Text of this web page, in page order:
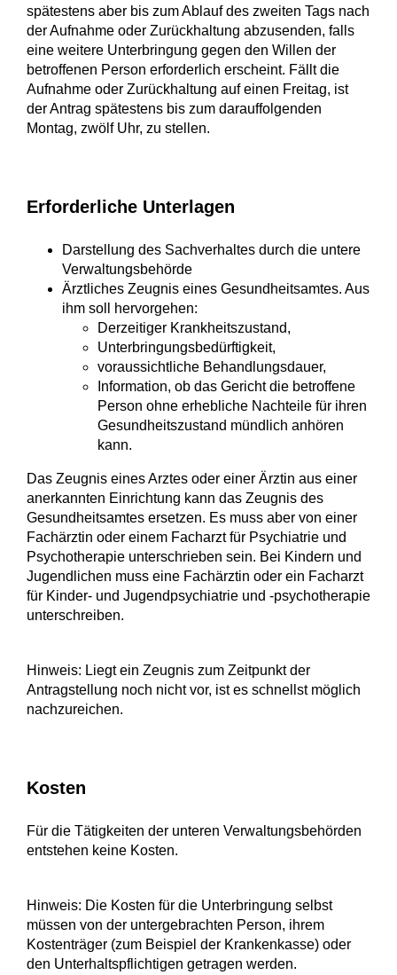
spätestens aber bis zum Ablauf des zweiten Tags nach
der Aufnahme oder Zurückhaltung abzusenden, falls
eine weitere Unterbringung gegen den Willen der
betroffenen Person erforderlich erscheint. Fällt die
Aufnahme oder Zurückhaltung auf einen Freitag, ist
der Antrag spätestens bis zum darauffolgenden
Montag, zwölf Uhr, zu stellen.
Erforderliche Unterlagen
Darstellung des Sachverhaltes durch die untere
Verwaltungsbehörde
Ärztliches Zeugnis eines Gesundheitsamtes. Aus
ihm soll hervorgehen:
Derzeitiger Krankheitszustand,
Unterbringungsbedürftigkeit,
voraussichtliche Behandlungsdauer,
Information, ob das Gericht die betroffene
Person ohne erhebliche Nachteile für ihren
Gesundheitszustand mündlich anhören
kann.
Das Zeugnis eines Arztes oder einer Ärztin aus einer
anerkannten Einrichtung kann das Zeugnis des
Gesundheitsamtes ersetzen. Es muss aber von einer
Fachärztin oder einem Facharzt für Psychiatrie und
Psychotherapie unterschrieben sein. Bei Kindern und
Jugendlichen muss eine Fachärztin oder ein Facharzt
für Kinder- und Jugendpsychiatrie und -psychotherapie
unterschreiben.
Hinweis: Liegt ein Zeugnis zum Zeitpunkt der
Antragstellung noch nicht vor, ist es schnellst möglich
nachzureichen.
Kosten
Für die Tätigkeiten der unteren Verwaltungsbehörden
entstehen keine Kosten.
Hinweis: Die Kosten für die Unterbringung selbst
müssen von der untergebrachten Person, ihrem
Kostenträger (zum Beispiel der Krankenkasse) oder
den Unterhaltspflichtigen getragen werden.